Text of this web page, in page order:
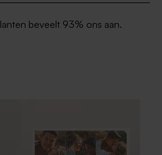
beveelt 93% ons aan.